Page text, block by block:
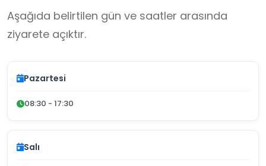
Aşağıda belirtilen gün ve saatler arasında
ziyarete açıktır.
Pazartesi
08:30 - 17:30
Salı